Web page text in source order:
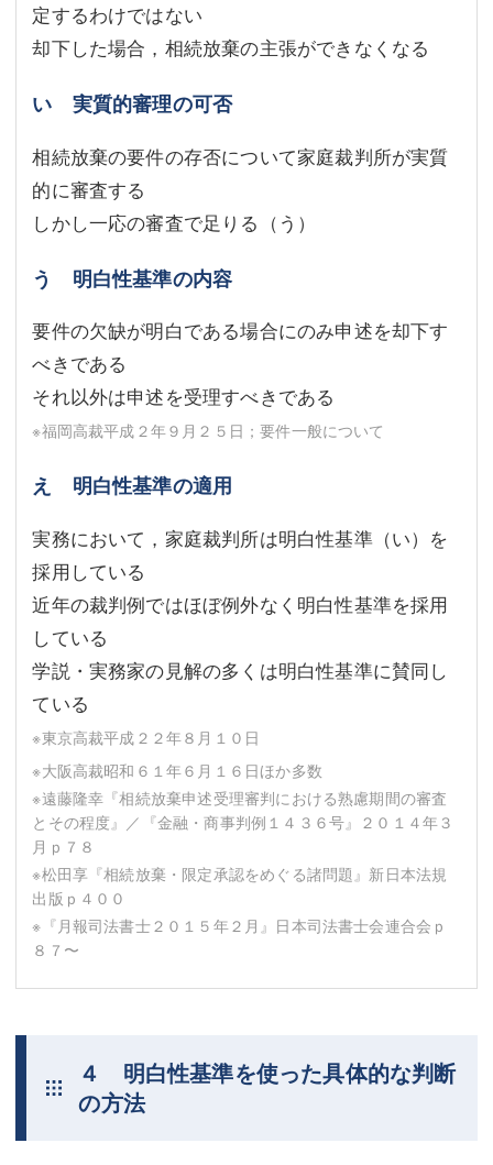
定するわけではない
却下した場合，相続放棄の主張ができなくなる
い 実質的審理の可否
相続放棄の要件の存否について家庭裁判所が実質
的に審査する
しかし一応の審査で足りる（う）
う 明白性基準の内容
要件の欠缺が明白である場合にのみ申述を却下す
べきである
それ以外は申述を受理すべきである
※福岡高裁平成２年９月２５日；要件一般について
え 明白性基準の適用
実務において，家庭裁判所は明白性基準（い）を
採用している
近年の裁判例ではほぼ例外なく明白性基準を採用
している
学説・実務家の見解の多くは明白性基準に賛同し
ている
※東京高裁平成２２年８月１０日
※大阪高裁昭和６１年６月１６日ほか多数
※遠藤隆幸『相続放棄申述受理審判における熟慮期間の審査
とその程度』／『金融・商事判例１４３６号』２０１４年３
月ｐ７８
※松田享『相続放棄・限定承認をめぐる諸問題』新日本法規
出版ｐ４００
※『月報司法書士２０１５年２月』日本司法書士会連合会ｐ
８７〜
４ 明白性基準を使った具体的な判断
の方法